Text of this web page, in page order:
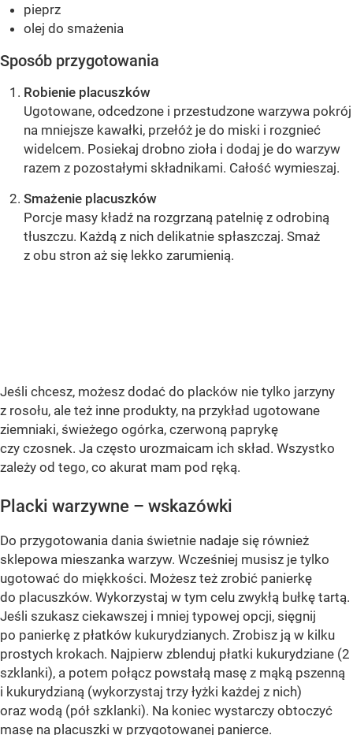
pieprz
olej do smażenia
Sposób przygotowania
Robienie placuszków
Ugotowane, odcedzone i przestudzone warzywa pokrój
na mniejsze kawałki, przełóż je do miski i rozgnieć
widelcem. Posiekaj drobno zioła i dodaj je do warzyw
razem z pozostałymi składnikami. Całość wymieszaj.
Smażenie placuszków
Porcje masy kładź na rozgrzaną patelnię z odrobiną
tłuszczu. Każdą z nich delikatnie spłaszczaj. Smaż
z obu stron aż się lekko zarumienią.
Jeśli chcesz, możesz dodać do placków nie tylko jarzyny
z rosołu, ale też inne produkty, na przykład ugotowane
ziemniaki, świeżego ogórka, czerwoną paprykę
czy czosnek. Ja często urozmaicam ich skład. Wszystko
zależy od tego, co akurat mam pod ręką.
Placki warzywne – wskazówki
Do przygotowania dania świetnie nadaje się również
sklepowa mieszanka warzyw. Wcześniej musisz je tylko
ugotować do miękkości. Możesz też zrobić panierkę
do placuszków. Wykorzystaj w tym celu zwykłą bułkę tartą.
Jeśli szukasz ciekawszej i mniej typowej opcji, sięgnij
po panierkę z płatków kukurydzianych. Zrobisz ją w kilku
prostych krokach. Najpierw zblenduj płatki kukurydziane (2
szklanki), a potem połącz powstałą masę z mąką pszenną
i kukurydzianą (wykorzystaj trzy łyżki każdej z nich)
oraz wodą (pół szklanki). Na koniec wystarczy obtoczyć
masę na placuszki w przygotowanej panierce.